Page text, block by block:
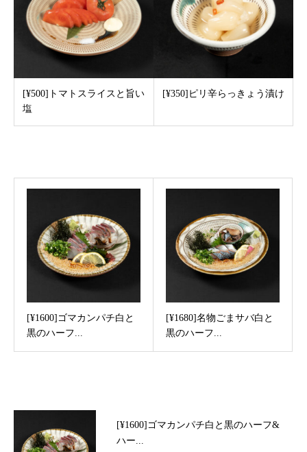
[¥500]トマトスライスと旨い
塩
[¥350]ピリ辛らっきょう漬け
[¥1600]ゴマカンパチ白と
黒のハーフ...
[¥1680]名物ごまサバ白と
黒のハーフ...
[¥1600]ゴマカンパチ白と黒のハーフ&
ハー...